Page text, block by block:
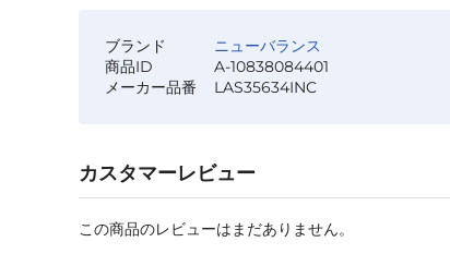
ブランド
ニューバランス
商品ID
A-10838084401
メーカー品番
LAS35634INC
カスタマーレビュー
この商品のレビューはまだありません。